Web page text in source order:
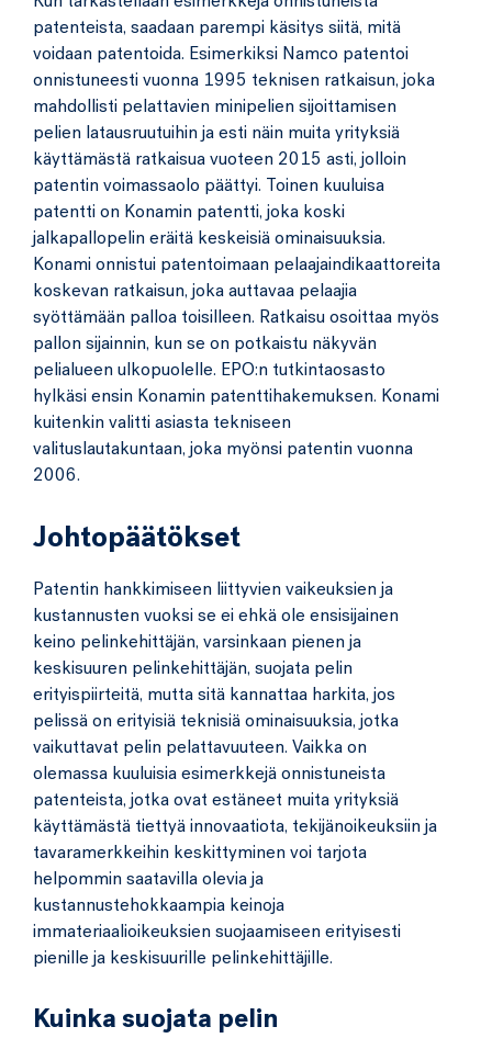
patenteista, saadaan parempi käsitys siitä, mitä
voidaan patentoida. Esimerkiksi Namco patentoi
onnistuneesti vuonna 1995 teknisen ratkaisun, joka
mahdollisti pelattavien minipelien sijoittamisen
pelien latausruutuihin ja esti näin muita yrityksiä
käyttämästä ratkaisua vuoteen 2015 asti, jolloin
patentin voimassaolo päättyi. Toinen kuuluisa
patentti on Konamin patentti, joka koski
jalkapallopelin eräitä keskeisiä ominaisuuksia.
Konami onnistui patentoimaan pelaajaindikaattoreita
koskevan ratkaisun, joka auttavaa pelaajia
syöttämään palloa toisilleen. Ratkaisu osoittaa myös
pallon sijainnin, kun se on potkaistu näkyvän
pelialueen ulkopuolelle. EPO:n tutkintaosasto
hylkäsi ensin Konamin patenttihakemuksen. Konami
kuitenkin valitti asiasta tekniseen
valituslautakuntaan, joka myönsi patentin vuonna
2006.
Johtopäätökset
Patentin hankkimiseen liittyvien vaikeuksien ja
kustannusten vuoksi se ei ehkä ole ensisijainen
keino pelinkehittäjän, varsinkaan pienen ja
keskisuuren pelinkehittäjän, suojata pelin
erityispiirteitä, mutta sitä kannattaa harkita, jos
pelissä on erityisiä teknisiä ominaisuuksia, jotka
vaikuttavat pelin pelattavuuteen. Vaikka on
olemassa kuuluisia esimerkkejä onnistuneista
patenteista, jotka ovat estäneet muita yrityksiä
käyttämästä tiettyä innovaatiota, tekijänoikeuksiin ja
tavaramerkkeihin keskittyminen voi tarjota
helpommin saatavilla olevia ja
kustannustehokkaampia keinoja
immateriaalioikeuksien suojaamiseen erityisesti
pienille ja keskisuurille pelinkehittäjille.
Kuinka suojata pelin